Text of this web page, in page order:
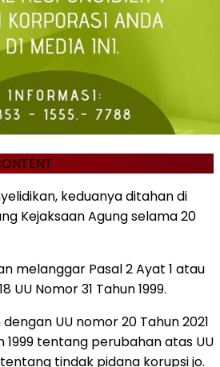
keduanya ditahan di
Kejaksaan Agung selama 20
melanggar Pasal 2 Ayat 1 atau
UU Nomor 31 Tahun 1999.
UU nomor 20 Tahun 2021
1999 tentang perubahan atas UU
tentang tindak pidana korupsi jo.